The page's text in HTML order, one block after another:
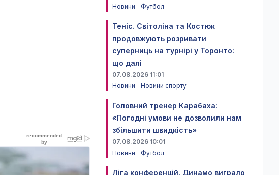
Новини
Футбол
Теніс. Світоліна та Костюк
продовжують розривати
суперниць на турнірі у Торонто:
що далі
07.08.2026 11:01
Новини
Новини спорту
Головний тренер Карабаха:
«Погодні умови не дозволили нам
збільшити швидкість»
07.08.2026 10:01
Новини
Футбол
Ліга конференцій. Динамо виграло